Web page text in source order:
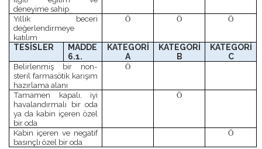
deneyime sahip
Yıllık beceri
değerlendirmeye
katılım
Ö Ö Ö
TESİSLER
MADDE
6.1.
KATEGORİ
A
KATEGORİ
B
KATEGORİ
C
Belirlenmiş bir non-
steril farmasötik karışım
hazırlama alanı
Ö
Tamamen kapalı, iyi
havalandırmalı bir oda
ya da kabin içeren özel
bir oda
Ö
Kabin içeren ve negatif
basınçlı özel bir oda
Ö